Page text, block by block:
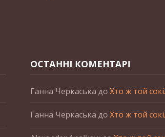
ОСТАННІ КОМЕНТАРІ
Ганна Черкаська до Хто ж той
Ганна Черкаська до Хто ж той